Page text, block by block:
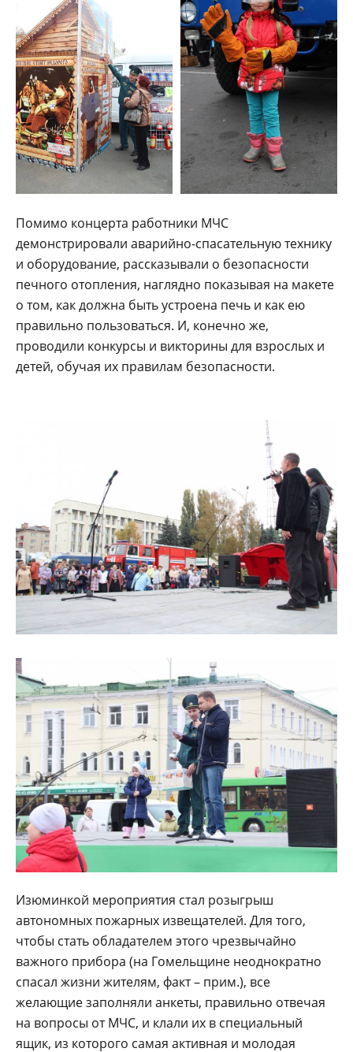
Помимо концерта работники МЧС
демонстрировали аварийно-спасательную технику
и оборудование, рассказывали о безопасности
печного отопления, наглядно показывая на макете
о том, как должна быть устроена печь и как ею
правильно пользоваться. И, конечно же,
проводили конкурсы и викторины для взрослых и
детей, обучая их правилам безопасности.
Изюминкой мероприятия стал розыгрыш
автономных пожарных извещателей. Для того,
чтобы стать обладателем этого чрезвычайно
важного прибора (на Гомельщине неоднократно
спасал жизни жителям, факт – прим.), все
желающие заполняли анкеты, правильно отвечая
на вопросы от МЧС, и клали их в специальный
ящик, из которого самая активная и молодая